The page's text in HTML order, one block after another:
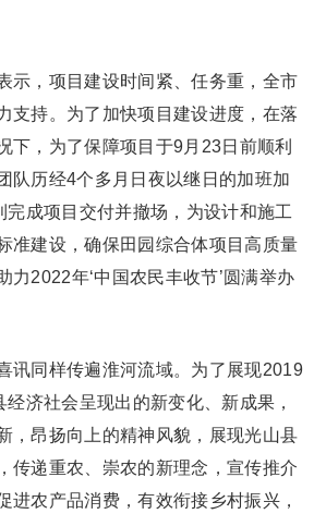
示，项目建设时间紧、任务重，全市
支持。为了加快项目建设进度，在落
下，为了保障项目于9月23日前顺利
队历经4个多月日夜以继日的加班加
完成项目交付并撤场，为设计和施工
准建设，确保田园综合体项目高质量
力2022年‘中国农民丰收节’圆满举办
讯同样传遍淮河流域。为了展现2019
济社会呈现出的新变化、新成果，
，昂扬向上的精神风貌，展现光山县
传递重农、崇农的新理念，宣传推介
进农产品消费，有效衔接乡村振兴，